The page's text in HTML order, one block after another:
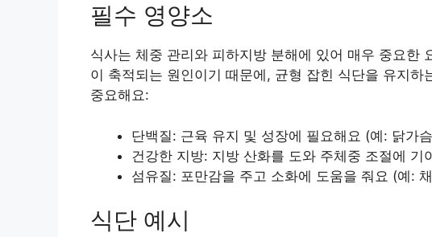
필수 영양소
식사는 체중 관리와 피하지방 분해에 있어 매우 중요한
이 축적되는 원인이기 때문에, 균형 잡힌 식단을 유지하
중요해요:
단백질: 근육 유지 및 성장에 필요해요 (예: 닭가
건강한 지방: 지방 산화를 도와 주체중 조절에 기
섬유질: 포만감을 주고 소화에 도움을 줘요 (예:
식단 예시